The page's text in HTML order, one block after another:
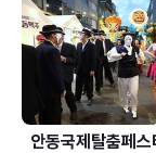
안동국제탈춤페스